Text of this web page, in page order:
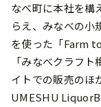
なべ町に本社を構
らえ、みなべの⼩
を使った「Farm
「みなべクラフ
イトでの販売のほ
UMESHU